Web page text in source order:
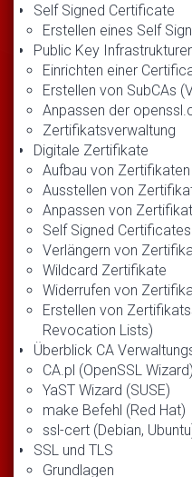
Self Signed Certificate
Erstellen eines Self
Public Key
Einrichten einer
Erstellen von SubCAs
Anpassen der
Zertifikatsverwaltung
Digitale Zertifikate
Aufbau von Zertifikaten
Ausstellen von
Anpassen von
Self Signed Certificates
Verlängern von
Wildcard Zertifikate
Widerrufen von
Erstellen von
Revocation Lists)
Überblick CA
CA.pl (OpenSSL Wizard)
YaST Wizard (SUSE)
make Befehl (Red Hat)
ssl-cert (Debian,
SSL und TLS
Grundlagen